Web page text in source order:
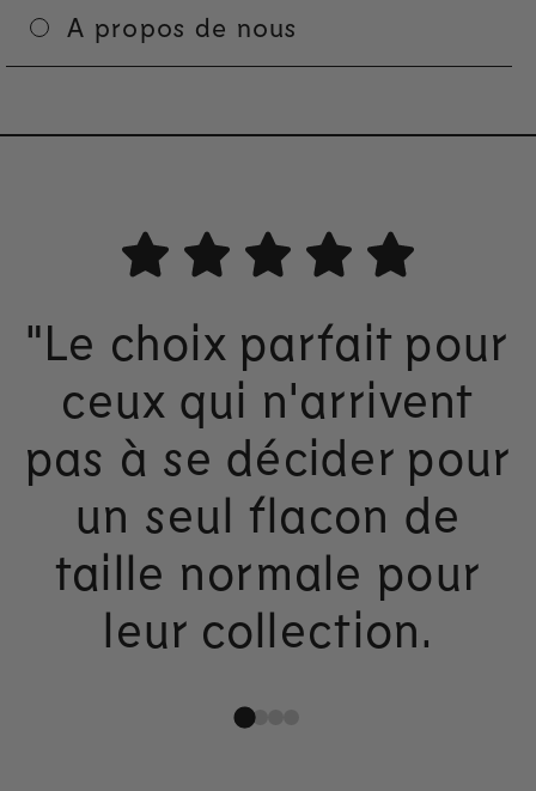
A propos de nous
"Le choix parfait pour
ceux qui n'arrivent
pas à se décider pour
un seul flacon de
taille normale pour
leur collection.